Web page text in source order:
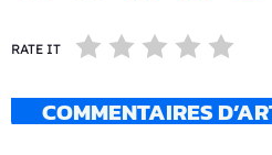
RATE IT
COMMENTAIRES